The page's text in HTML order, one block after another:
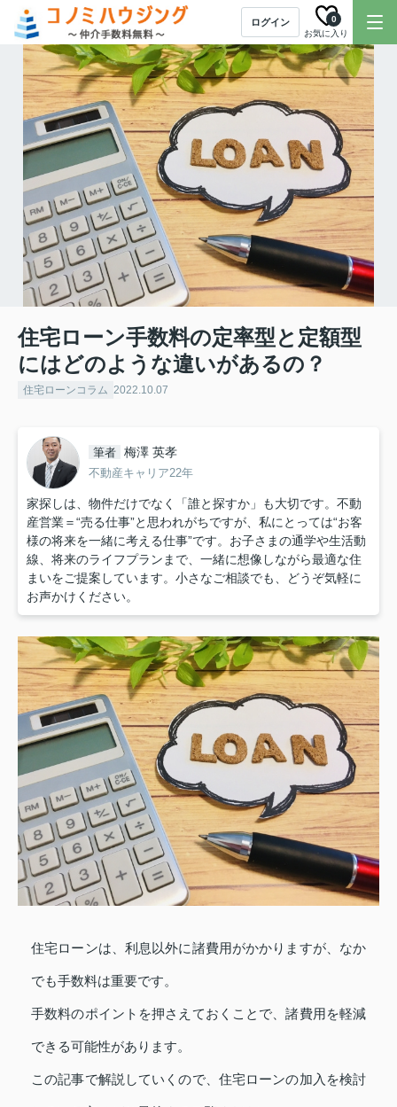
ログイン
お気に入り
0
住宅ローン手数料の定率型と定額型
にはどのような違いがあるの？
住宅ローンコラム 2022.10.07
筆者 梅澤 英孝
不動産キャリア22年
家探しは、物件だけでなく「誰と探すか」も大切です。不動
産営業＝“売る仕事”と思われがちですが、私にとっては“お客
様の将来を一緒に考える仕事”です。お子さまの通学や生活動
線、将来のライフプランまで、一緒に想像しながら最適な住
まいをご提案しています。小さなご相談でも、どうぞ気軽に
お声かけください。
住宅ローンは、利息以外に諸費用がかかりますが、なか
でも手数料は重要です。
手数料のポイントを押さえておくことで、諸費用を軽減
できる可能性があります。
この記事で解説していくので、住宅ローンの加入を検討